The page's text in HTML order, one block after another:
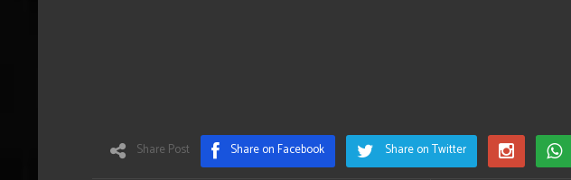
Share Post Share on Facebook Share on Twitter